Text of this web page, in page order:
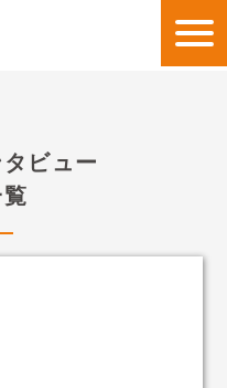
ビュー